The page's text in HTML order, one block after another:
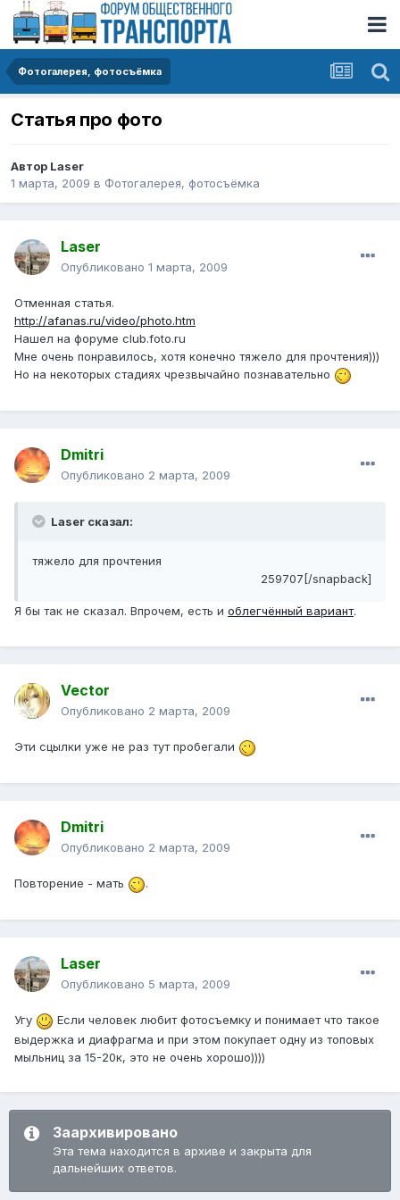
Фотогалерея, фотосъёмка
Статья про фото
Автор Laser
1 марта, 2009 в Фотогалерея, фотосъёмка
Laser
Опубликовано 1 марта, 2009
Отменная статья.
http://afanas.ru/video/photo.htm
Нашел на форуме club.foto.ru
Мне очень понравилось, хотя конечно тяжело для прочтения)))
Но на некоторых стадиях чрезвычайно познавательно
Dmitri
Опубликовано 2 марта, 2009
Laser сказал:
тяжело для прочтения
259707[/snapback]
Я бы так не сказал. Впрочем, есть и облегчённый вариант.
Vector
Опубликовано 2 марта, 2009
Эти сцылки уже не раз тут пробегали
Dmitri
Опубликовано 2 марта, 2009
Повторение - мать .
Laser
Опубликовано 5 марта, 2009
Угу
Если человек любит фотосъемку и понимает что такое
выдержка и диафрагма и при этом покупает одну из топовых
мыльниц за 15-20к, это не очень хорошо))))
Заархивировано
Эта тема находится в архиве и закрыта для
дальнейших ответов.